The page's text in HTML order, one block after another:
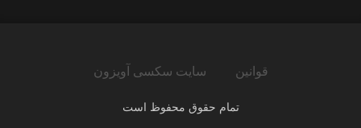
قوانین سایت سکسی آویزون
تمام حقوق محفوظ است